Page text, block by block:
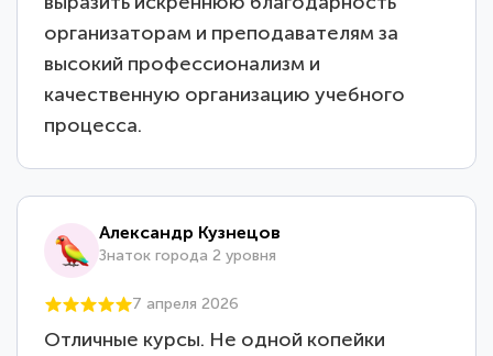
организаторам и преподавателям за
высокий профессионализм и
качественную организацию учебного
процесса.
Александр Кузнецов
Знаток города 2 уровня
7 апреля 2026
Отличные курсы. Не одной копейки